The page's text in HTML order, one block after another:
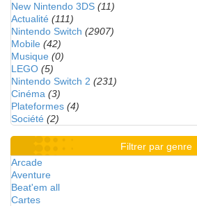
New Nintendo 3DS (11)
Actualité (111)
Nintendo Switch (2907)
Mobile (42)
Musique (0)
LEGO (5)
Nintendo Switch 2 (231)
Cinéma (3)
Plateformes (4)
Société (2)
Filtrer par genre
Arcade
Aventure
Beat'em all
Cartes